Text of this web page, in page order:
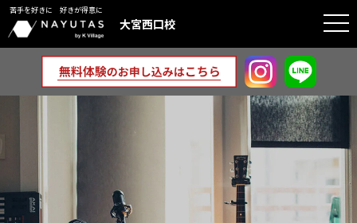
苦手を好きに 好きが得意に
大宮西口校